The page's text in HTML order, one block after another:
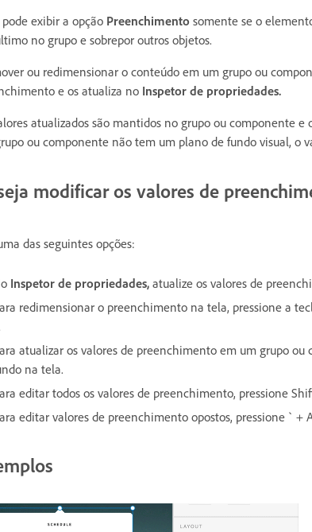
pode exibir a opção Preenchimento somente se o
no grupo e sobrepor outros objetos.
ou redimensionar o conteúdo em um grupo ou
e os atualiza no Inspetor de propriedades.
atualizados são mantidos no grupo ou componente
ou componente não tem um plano de fundo visual, o
modificar os valores de
das seguintes opções:
Inspetor de propriedades, atualize os valores de
redimensionar o preenchimento na tela, pressione a
atualizar os valores de preenchimento em um grupo
na tela.
editar todos os valores de preenchimento, pressione
editar valores de preenchimento opostos, pressione ` +